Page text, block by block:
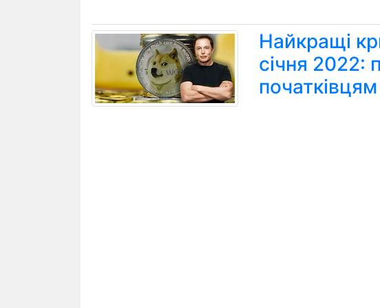
Найкращі
січня 2022:
початківцям